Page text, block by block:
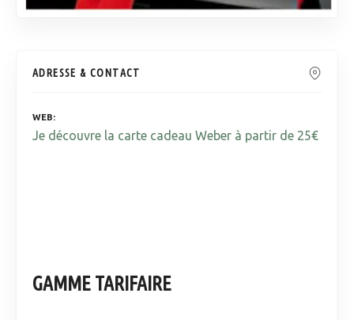
ADRESSE & CONTACT
WEB
Je découvre la carte cadeau Weber à partir de 25€
GAMME TARIFAIRE